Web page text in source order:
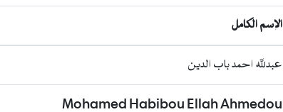
الإسم الكامل
عبدلله احمد باب الدين
Mohamed Habibou Ellah Ahmedou